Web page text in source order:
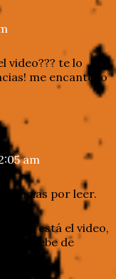
video??? te lo
me encanto lo
am
Gracias por leer.
está el video,
ahí debe de